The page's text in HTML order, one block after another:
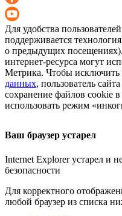
Для удобства
поддерживается
о предыдущих
интернет-ресурса могут
Метрика. Чтобы исключить
данных, пользователь
сохранение файлов cookie
использовать режим
Ваш браузер устарел
Internet Explorer устарел и
безопасности
Для корректного
любой браузер из списка